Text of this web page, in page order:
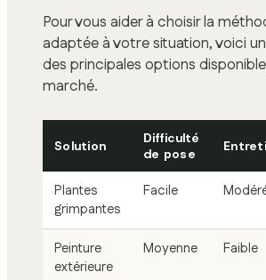
Pour vous aider à choisir la
adaptée à votre situation, voici
des principales options
marché.
Solution
Difficulté
de pose
Plantes
grimpantes
Facile
Peinture
extérieure
Moyenne Faible